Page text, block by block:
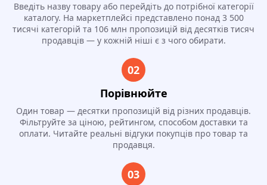
Введіть назву товару або перейдіть до потрібної категорії
каталогу. На маркетплейсі представлено понад 3 500
тисячі категорій та 106 млн пропозицій від десятків тисяч
продавців — у кожній ніші є з чого обирати.
02
Порівнюйте
Один товар — десятки пропозицій від різних продавців.
Фільтруйте за ціною, рейтингом, способом доставки та
оплати. Читайте реальні відгуки покупців про товар та
продавця.
03